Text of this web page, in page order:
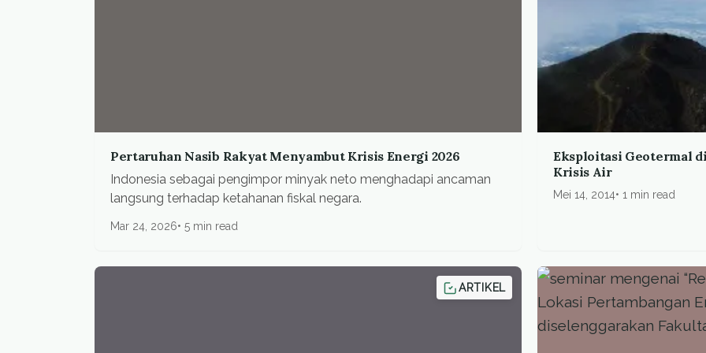
Pertaruhan Nasib Rakyat Menyambut Krisis Energi 2026
Indonesia sebagai pengimpor minyak neto menghadapi ancaman
langsung terhadap ketahanan fiskal negara.
Mar 24, 2026 5 min read
Eksploitasi Geotermal
Krisis Air
Mei 14, 2014 1 min read
ARTIKEL